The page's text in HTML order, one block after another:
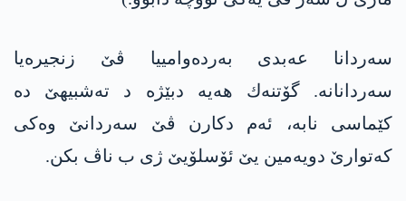
سەردانا عه‌بدی بەردەوامییا ڤێ زنجیرەیا
سەردانانە. گۆتنه‌ك ھەیە دبێژە د تەشبیھێ دە
کێماسی نابە، ئەم دکارن ڤێ سەردانێ وەکی
كه‌توارێ دویەمین یێ ئۆسلۆیێ ژی ب ناڤ بکن.